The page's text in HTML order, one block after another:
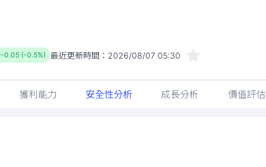
-0.05 (-0.5%) 最近更新時間： 2026/08/07 05:30
獲利能力 安全性分析 成長分析 價值評估